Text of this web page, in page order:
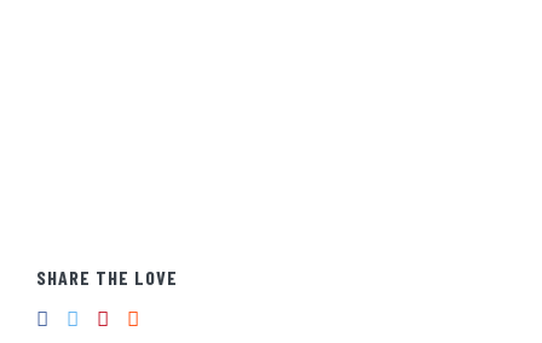
SHARE THE LOVE